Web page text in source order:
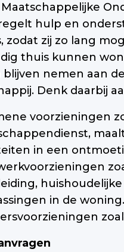
hulp en
zodat zij zo lang
thuis kunnen
nemen aan de
Denk daarbij
voorzieningen
in een
in de woning.